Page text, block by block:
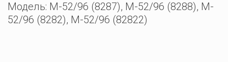
Модель: M-52/96 (8287), M-52/96 (8288), M-
52/96 (8282), M-52/96 (82822)